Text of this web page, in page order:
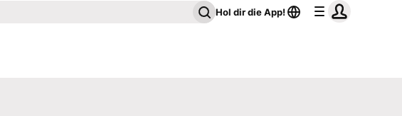
Hol dir die App!